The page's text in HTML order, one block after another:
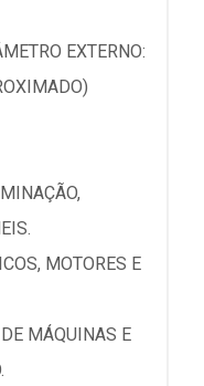
EXTERNO:
MOTORES E
MÁQUINAS E